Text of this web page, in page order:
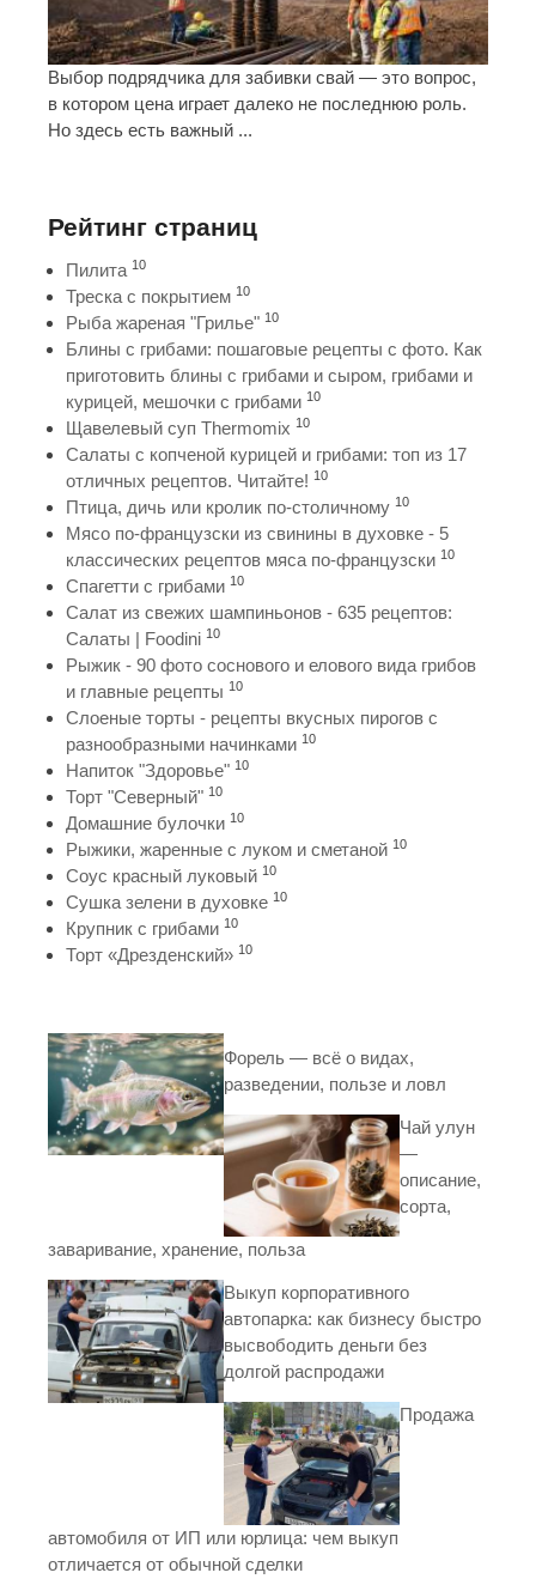
Выбор подрядчика для забивки свай — это вопрос,
в котором цена играет далеко не последнюю роль.
Но здесь есть важный ...
Рейтинг страниц
Пилита 10
Треска с покрытием 10
Рыба жареная "Грилье" 10
Блины с грибами: пошаговые рецепты с фото. Как
приготовить блины с грибами и сыром, грибами и
курицей, мешочки с грибами 10
Щавелевый суп Thermomix 10
Салаты с копченой курицей и грибами: топ из 17
отличных рецептов. Читайте! 10
Птица, дичь или кролик по-столичному 10
Мясо по-французски из свинины в духовке - 5
классических рецептов мяса по-французски 10
Спагетти с грибами 10
Салат из свежих шампиньонов - 635 рецептов:
Салаты | Foodini 10
Рыжик - 90 фото соснового и елового вида грибов
и главные рецепты 10
Слоеные торты - рецепты вкусных пирогов с
разнообразными начинками 10
Напиток "Здоровье" 10
Торт "Северный" 10
Домашние булочки 10
Рыжики, жаренные с луком и сметаной 10
Соус красный луковый 10
Сушка зелени в духовке 10
Крупник с грибами 10
Торт «Дрезденский» 10
Форель — всё о видах,
разведении, пользе и ловл
Чай улун
—
описание,
сорта,
заваривание, хранение, польза
Выкуп корпоративного
автопарка: как бизнесу быстро
высвободить деньги без
долгой распродажи
Продажа
автомобиля от ИП или юрлица: чем выкуп
отличается от обычной сделки